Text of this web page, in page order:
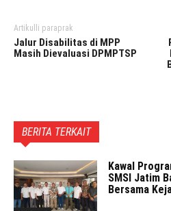
Artikulli paraprak
Jalur Disabilitas di MPP
Masih Dievaluasi DPMPTSP
BERITA TERKAIT
Kawal
SMSI Jatim
Bersama